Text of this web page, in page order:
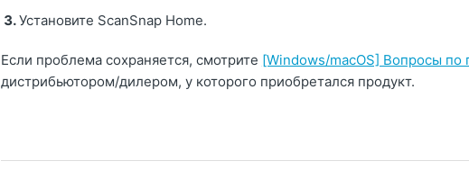
Установите ScanSnap Home.
Если проблема сохраняется, смотрите [Windows/macOS] Вопросы по
дистрибьютором/дилером, у которого приобретался продукт.